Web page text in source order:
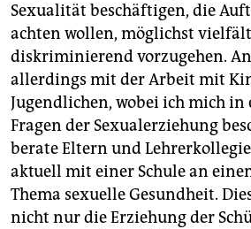
Sexualität beschäftigen, die
achten wollen, möglichst
diskriminierend vorzugehen.
allerdings mit der Arbeit mit
Jugendlichen, wobei ich mich
Fragen der Sexualerziehung
berate Eltern und
aktuell mit einer Schule an
Thema sexuelle Gesundheit.
nicht nur die Erziehung der